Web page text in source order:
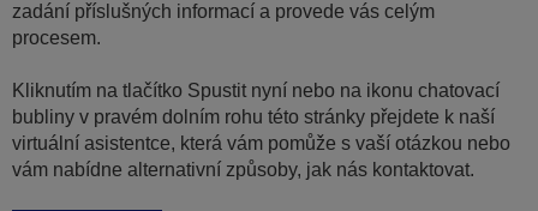
zadání příslušných informací a provede vás celým
procesem.
Kliknutím na tlačítko Spustit nyní nebo na ikonu chatovací
bubliny v pravém dolním rohu této stránky přejdete k naší
virtuální asistentce, která vám pomůže s vaší otázkou nebo
vám nabídne alternativní způsoby, jak nás kontaktovat.